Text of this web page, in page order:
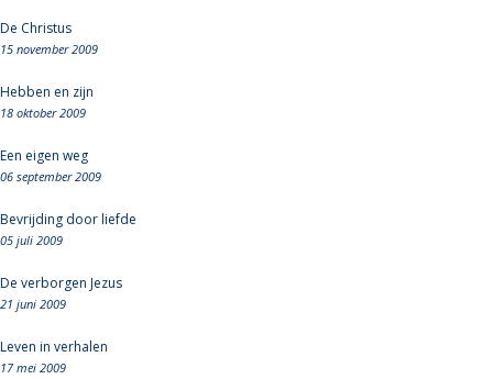
De Christus
15 november 2009
Hebben en zijn
18 oktober 2009
Een eigen weg
06 september 2009
Bevrijding door liefde
05 juli 2009
De verborgen Jezus
21 juni 2009
Leven in verhalen
17 mei 2009